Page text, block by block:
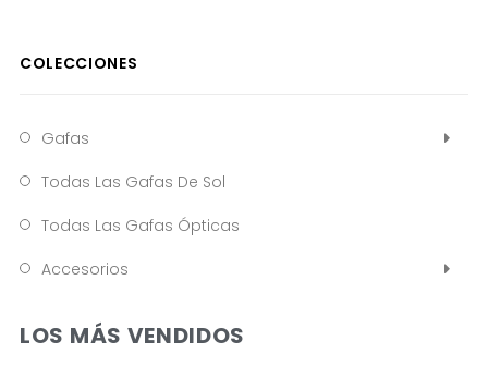
COLECCIONES
Gafas
Todas Las Gafas De Sol
Todas Las Gafas Ópticas
Accesorios
LOS MÁS VENDIDOS